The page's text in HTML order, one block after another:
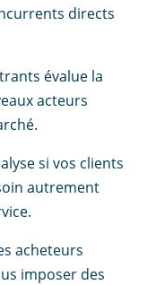
directs
évalue la
acteurs
si vos clients
autrement
acheteurs
imposer des